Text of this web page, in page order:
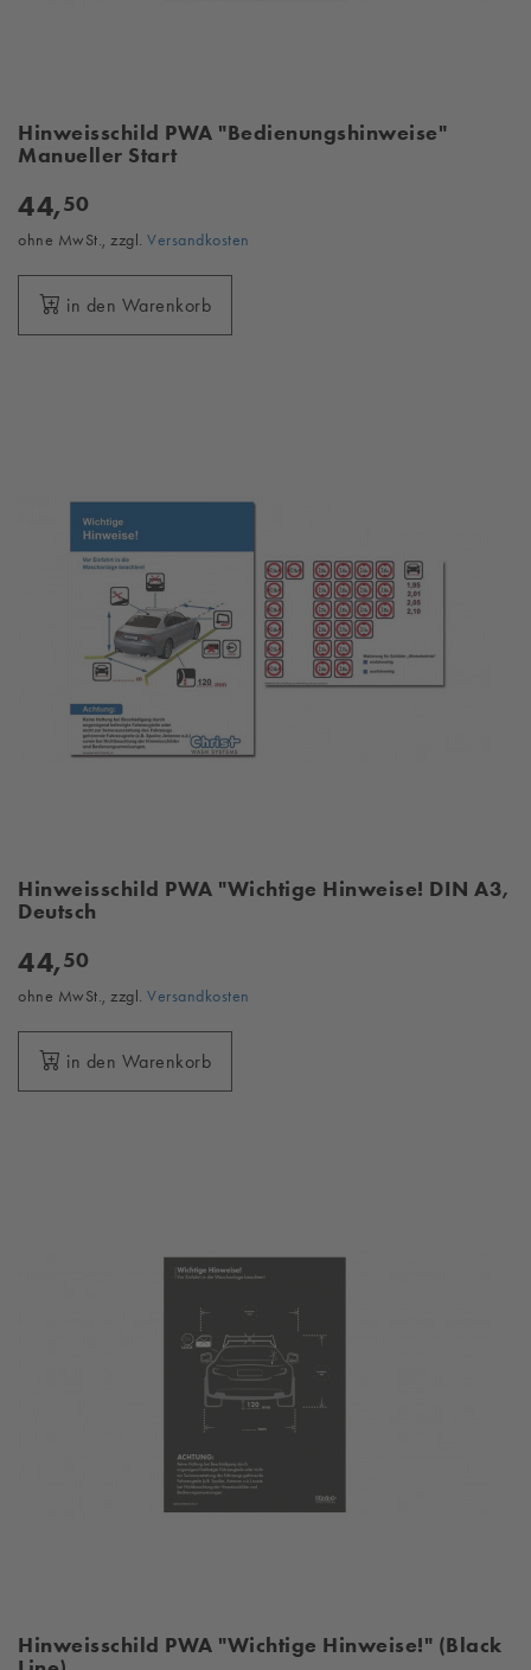
Hinweisschild PWA "Bedienungshinweise"
Manueller Start
44,50
ohne MwSt., zzgl. Versandkosten
in den Warenkorb
Hinweisschild PWA "Wichtige Hinweise! DIN A3,
Deutsch
44,50
ohne MwSt., zzgl. Versandkosten
in den Warenkorb
Hinweisschild PWA "Wichtige Hinweise!" (Black